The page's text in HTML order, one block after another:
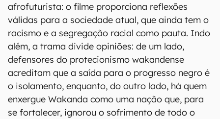
afrofuturista: o filme proporciona reflexões
válidas para a sociedade atual, que ainda tem o
racismo e a segregação racial como pauta. Indo
além, a trama divide opiniões: de um lado,
defensores do protecionismo wakandense
acreditam que a saída para o progresso negro é
o isolamento, enquanto, do outro lado, há quem
enxergue Wakanda como uma nação que, para
se fortalecer, ignorou o sofrimento de todo o